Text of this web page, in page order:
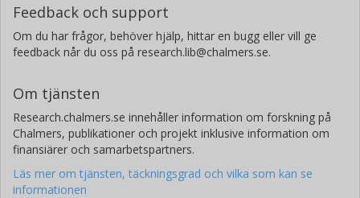
Feedback och support
Om du har frågor, behöver hjälp, hittar en bugg eller vill ge
feedback når du oss på research.lib@chalmers.se.
Om tjänsten
Research.chalmers.se innehåller information om forskning på
Chalmers, publikationer och projekt inklusive information om
finansiärer och samarbetspartners.
Läs mer om tjänsten, täckningsgrad och vilka som kan se
informationen